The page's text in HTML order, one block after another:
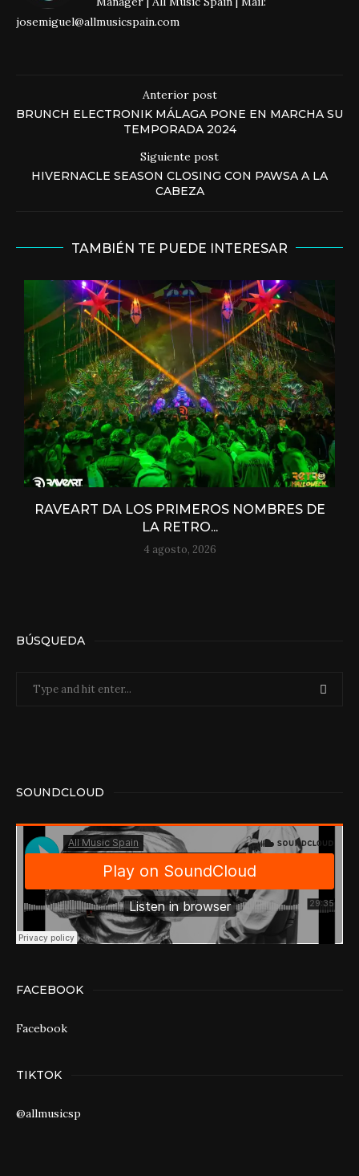
josemiguel@allmusicspain.com
Anterior post
BRUNCH ELECTRONIK MÁLAGA PONE EN MARCHA SU
TEMPORADA 2024
Siguiente post
HIVERNACLE SEASON CLOSING CON PAWSA A LA
CABEZA
TAMBIÉN TE PUEDE INTERESAR
RAVEART DA LOS PRIMEROS NOMBRES DE
LA RETRO...
4 agosto, 2026
BÚSQUEDA
SOUNDCLOUD
FACEBOOK
Facebook
TIKTOK
@allmusicsp